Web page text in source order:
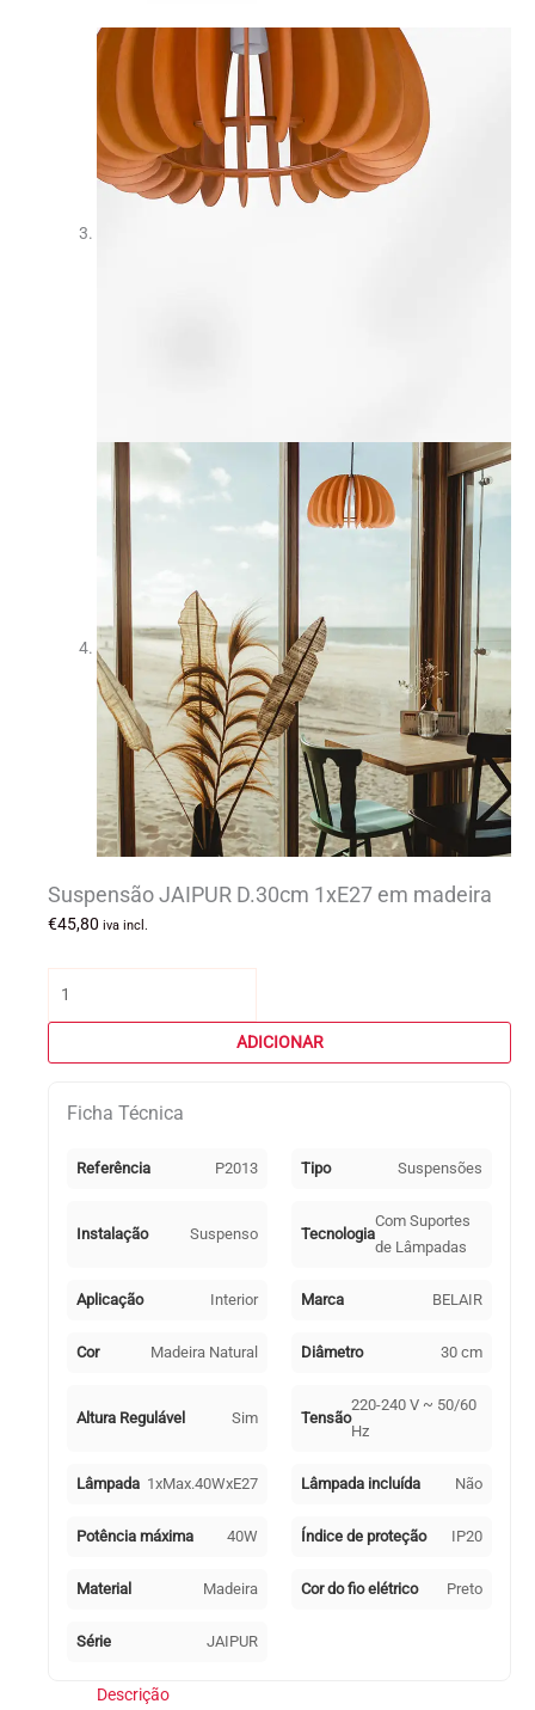
Suspensão JAIPUR D.30cm 1xE27 em madeira
€45,80 iva incl.
JAIPUR
1xE27
madeira
ADICIONAR
Ficha Técnica
Referência P2013 Tipo Suspensões
Instalação Suspenso Tecnologia
Com Suportes
de Lâmpadas
Aplicação Interior Marca BELAIR
Cor Madeira Natural Diâmetro 30 cm
Altura Regulável Sim Tensão
220-240 V ~ 50/60
Hz
Lâmpada 1xMax.40WxE27 Lâmpada incluída Não
Potência máxima 40W Índice de proteção IP20
Material Madeira Cor do fio elétrico Preto
Série JAIPUR
Descrição